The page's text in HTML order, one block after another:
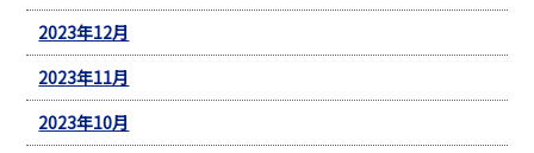
2023年12月
2023年11月
2023年10月